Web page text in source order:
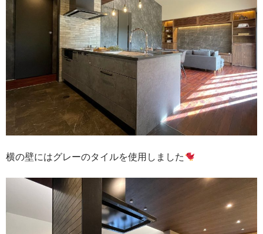
横の壁にはグレーのタイルを使用しました